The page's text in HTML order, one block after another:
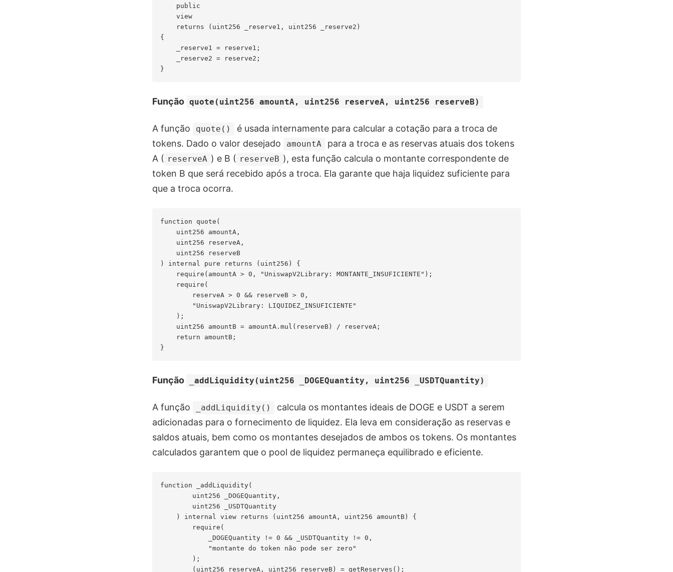
    public
    view
    returns (uint256 _reserve1, uint256 _reserve2)
{
    _reserve1 = reserve1;
    _reserve2 = reserve2;
Função quote(uint256 amountA, uint256 reserveA, uint256 reserveB)
A função quote()
é usada internamente para calcular a cotação para a troca de
tokens. Dado o valor desejado
amountA
para a troca e as reservas atuais dos tokens
A ( reserveA ) e B ( reserveB ), esta função calcula o montante correspondente de
token B que será recebido após a troca. Ela garante que haja liquidez suficiente para
que a troca ocorra.
function quote(
    uint256 amountA,
    uint256 reserveA,
    uint256 reserveB
) internal pure returns (uint256) {
    require(amountA > 0, "UniswapV2Library: MONTANTE_INSUFICIENTE");
    require(
        reserveA > 0 && reserveB > 0,
        "UniswapV2Library: LIQUIDEZ_INSUFICIENTE"
    );
    uint256 amountB = amountA.mul(reserveB) / reserveA;
    return amountB;
Função _addLiquidity(uint256 _DOGEQuantity, uint256 _USDTQuantity)
A função _addLiquidity()
calcula os montantes ideais de DOGE e USDT a serem
adicionadas para o fornecimento de liquidez. Ela leva em consideração as reservas e
saldos atuais, bem como os montantes desejados de ambos os tokens. Os montantes
calculados garantem que o pool de liquidez permaneça equilibrado e eficiente.
function _addLiquidity(
        uint256 _DOGEQuantity,
        uint256 _USDTQuantity
    ) internal view returns (uint256 amountA, uint256 amountB) {
        require(
            _DOGEQuantity != 0 && _USDTQuantity != 0,
            "montante do token não pode ser zero"
        );
        (uint256 reserveA, uint256 reserveB) = getReserves();